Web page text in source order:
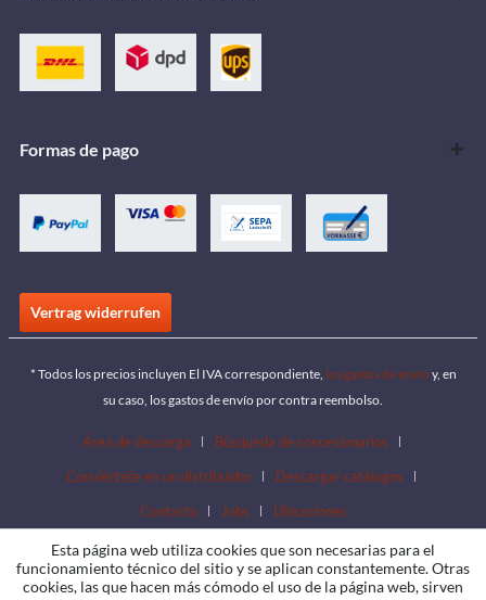
Formas de pago
Vertrag widerrufen
* Todos los precios incluyen El IVA correspondiente, los gastos de envío y, en
su caso, los gastos de envío por contra reembolso.
Área de descarga
Búsqueda de concesionarios
Conviértete en un distribuidor
Descargar catálogos
Contacto
Jobs Ubicaciones
Esta página web utiliza cookies que son necesarias para el
funcionamiento técnico del sitio y se aplican constantemente. Otras
cookies, las que hacen más cómodo el uso de la página web, sirven